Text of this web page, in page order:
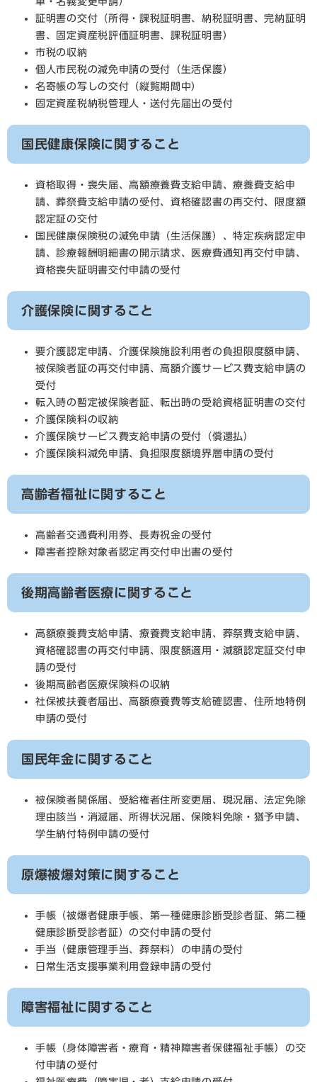
証明書の交付（所得・課税証明書、納税証明書、完納証明
書、固定資産税評価証明書、課税証明書）
市税の収納
個人市民税の減免申請の受付（生活保護）
名寄帳の写しの交付（縦覧期間中）
固定資産税納税管理人・送付先届出の受付
国民健康保険に関すること
資格取得・喪失届、高額療養費支給申請、療養費支給申
請、葬祭費支給申請の受付、資格確認書の再交付、限度額
認定証の交付
国民健康保険税の減免申請（生活保護）、特定疾病認定申
請、診療報酬明細書の開示請求、医療費通知再交付申請、
資格喪失証明書交付申請の受付
介護保険に関すること
要介護認定申請、介護保険施設利用者の負担限度額申請、
被保険者証の再交付申請、高額介護サービス費支給申請の
受付
転入時の暫定被保険者証、転出時の受給資格証明書の交付
介護保険料の収納
介護保険サービス費支給申請の受付（償還払）
介護保険料減免申請、負担限度額境界層申請の受付
高齢者福祉に関すること
高齢者交通費利用券、長寿祝金の受付
障害者控除対象者認定再交付申出書の受付
後期高齢者医療に関すること
高額療養費支給申請、療養費支給申請、葬祭費支給申請、
資格確認書の再交付申請、限度額適用・減額認定証交付申
請の受付
後期高齢者医療保険料の収納
社保被扶養者届出、高額療養費等支給確認書、住所地特例
申請の受付
国民年金に関すること
被保険者関係届、受給権者住所変更届、現況届、法定免除
理由該当・消滅届、所得状況届、保険料免除・猶予申請、
学生納付特例申請の受付
原爆被爆対策に関すること
手帳（被爆者健康手帳、第一種健康診断受診者証、第二種
健康診断受診者証）の交付申請の受付
手当（健康管理手当、葬祭料）の申請の受付
日常生活支援事業利用登録申請の受付
障害福祉に関すること
手帳（身体障害者・療育・精神障害者保健福祉手帳）の交
付申請の受付